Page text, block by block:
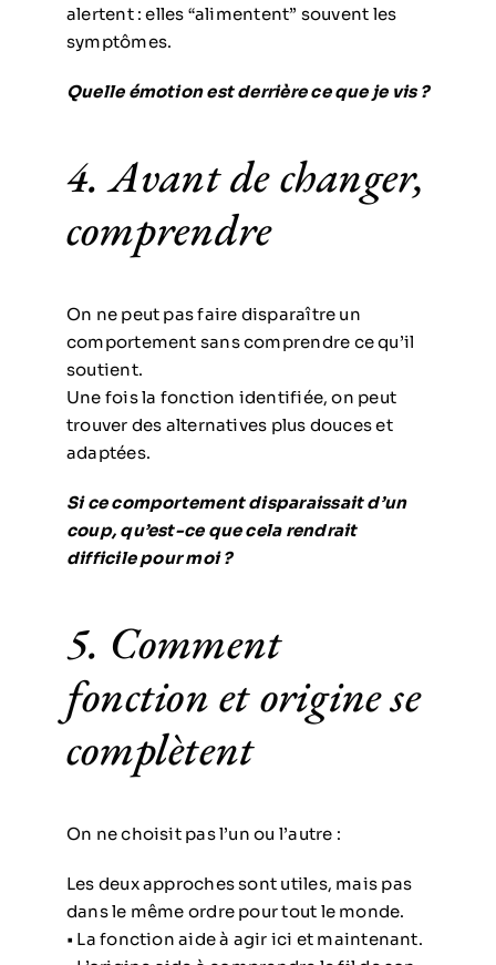
alertent : elles “alimentent” souvent les
symptômes.
Quelle émotion est derrière ce que je vis ?
4. Avant de changer,
comprendre
On ne peut pas faire disparaître un
comportement sans comprendre ce qu’il
soutient.
Une fois la fonction identifiée, on peut
trouver des alternatives plus douces et
adaptées.
Si ce comportement disparaissait d’un
coup, qu’est-ce que cela rendrait
difficile pour moi ?
5. Comment
fonction et origine se
complètent
On ne choisit pas l’un ou l’autre :
Les deux approches sont utiles, mais pas
dans le même ordre pour tout le monde.
• La fonction aide à agir ici et maintenant.